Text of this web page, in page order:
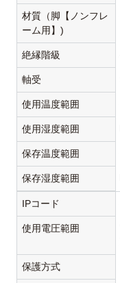
材質（脚【ノンフレ
ーム用】)
絶縁階級
軸受
使用温度範囲
使用湿度範囲
保存温度範囲
保存湿度範囲
IPコード
使用電圧範囲
保護方式